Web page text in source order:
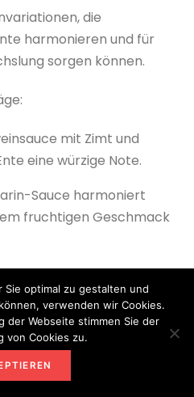
die
harmonieren und für
sorgen können.
mit Zimt und
eine würzige Note.
Sauce harmoniert
fruchtigen Geschmack
mag, kann zu einer
greifen.
oder eine Pilzsauce
Kombinationen eignet
Sie optimal zu gestalten und
verwenden wir Cookies.
der Webseite stimmen Sie der
von Cookies zu.